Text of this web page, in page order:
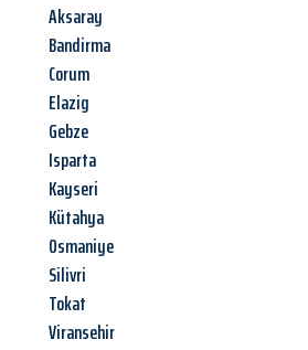
Aksaray
Bandirma
Corum
Elazig
Gebze
Isparta
Kayseri
Kütahya
Osmaniye
Silivri
Tokat
Viransehir